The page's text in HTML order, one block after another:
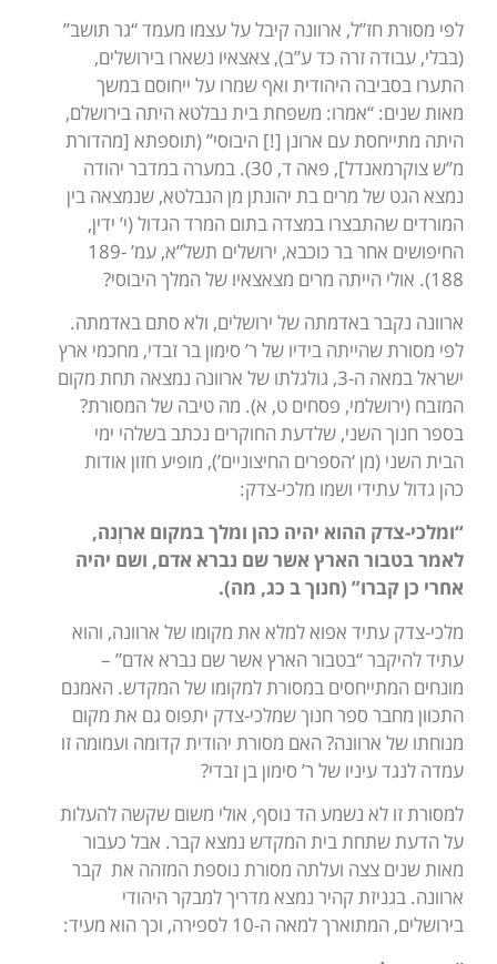
לפי מסורת חז”ל, ארוונה קיבל על עצמו מעמד “גר תושב”
(בבלי, עבודה זרה כד ע”ב), צאצאיו נשארו בירושלים,
התערו בסביבה היהודית ואף שמרו על ייחוסם במשך
מאות שנים: “אמרו: משפחת בית נבלטא היתה בירושלם,
היתה מתייחסת עם ארונן [!] היבוסי” (תוספתא [מהדורת
מ”ש צוקרמאנדל], פאה ד, 30). במערה במדבר יהודה
נמצא הגט של מרים בת יהונתן מן הנבלטא, שנמצאה בין
המורדים שהתבצרו במצדה בתום המרד הגדול (י’ ידין,
החיפושים אחר בר כוכבא, ירושלים תשל”א, עמ’ 189-
188). אולי הייתה מרים מצאצאיו של המלך היבוסי?
ארוונה נקבר באדמתה של ירושלים, ולא סתם באדמתה.
לפי מסורת שהייתה בידיו של ר’ סימון בר זבדי, מחכמי ארץ
ישראל במאה ה-3, גולגלתו של ארוונה נמצאה תחת מקום
המזבח (ירושלמי, פסחים ט, א). מה טיבה של המסורת?
בספר חנוך השני, שלדעת החוקרים נכתב בשלהי ימי
הבית השני (מן ‘הספרים החיצוניים’), מופיע חזון אודות
כהן גדול עתידי ושמו מלכי-צדק:
“ומלכי-צדק ההוא יהיה כהן ומלך במקום ארוְנה,
לאמר בטבור הארץ אשר שם נברא אדם, ושם יהיה
אחרי כן קברו” (חנוך ב כג, מה).
מלכי-צדק עתיד אפוא למלא את מקומו של ארוונה, והוא
עתיד להיקבר “בטבור הארץ אשר שם נברא אדם” –
מונחים המתייחסים במסורת למקומו של המקדש. האמנם
התכוון מחבר ספר חנוך שמלכי-צדק יתפוס גם את מקום
מנוחתו של ארוונה? האם מסורת יהודית קדומה ועמומה זו
עמדה לנגד עיניו של ר’ סימון בן זבדי?
למסורת זו לא נשמע הד נוסף, אולי משום שקשה להעלות
על הדעת שתחת בית המקדש נמצא קבר. אבל כעבור
מאות שנים צצה ועלתה מסורת נוספת המזהה את קבר
ארוונה. בגניזת קהיר נמצא מדריך למבקר היהודי
בירושלים, המתוארך למאה ה-10 לספירה, וכך הוא מעיד: